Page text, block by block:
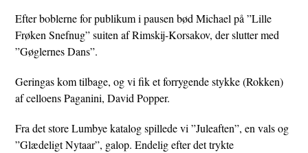
Efter boblerne for publikum i pausen bød Michael på ”Lille
Frøken Snefnug” suiten af Rimskij-Korsakov, der slutter med
”Gøglernes Dans”.
Geringas kom tilbage, og vi fik et forrygende stykke (Rokken)
af celloens Paganini, David Popper.
Fra det store Lumbye katalog spillede vi ”Juleaften”, en vals og
”Glædeligt Nytaar”, galop. Endelig efter det trykte